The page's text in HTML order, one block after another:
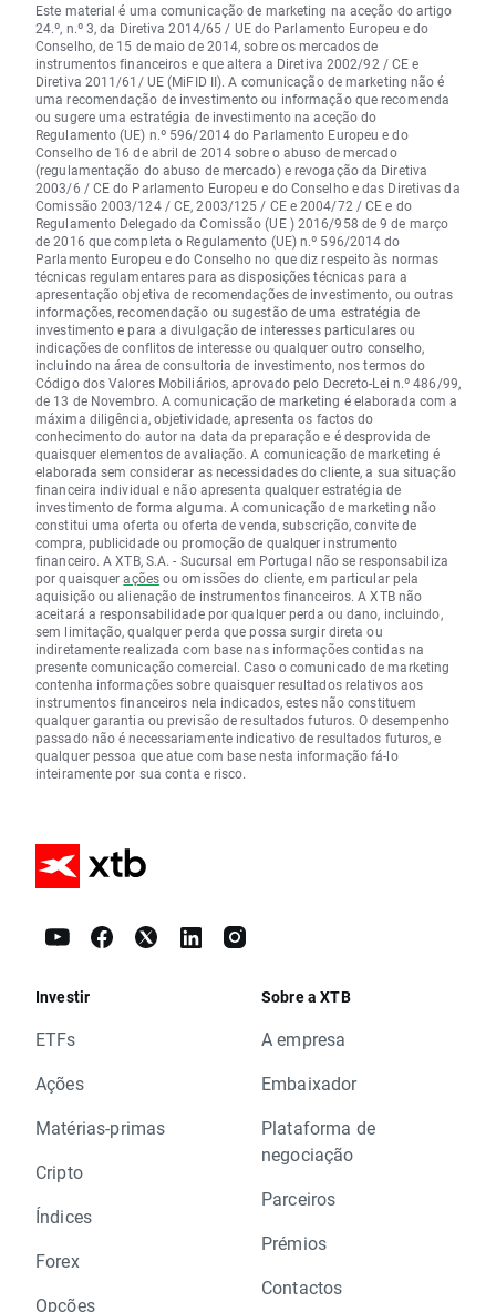
Este material é uma comunicação de marketing na aceção do artigo
24.º, n.º 3, da Diretiva 2014/65 / UE do Parlamento Europeu e do
Conselho, de 15 de maio de 2014, sobre os mercados de
instrumentos financeiros e que altera a Diretiva 2002/92 / CE e
Diretiva 2011/61/ UE (MiFID II). A comunicação de marketing não é
uma recomendação de investimento ou informação que recomenda
ou sugere uma estratégia de investimento na aceção do
Regulamento (UE) n.º 596/2014 do Parlamento Europeu e do
Conselho de 16 de abril de 2014 sobre o abuso de mercado
(regulamentação do abuso de mercado) e revogação da Diretiva
2003/6 / CE do Parlamento Europeu e do Conselho e das Diretivas da
Comissão 2003/124 / CE, 2003/125 / CE e 2004/72 / CE e do
Regulamento Delegado da Comissão (UE ) 2016/958 de 9 de março
de 2016 que completa o Regulamento (UE) n.º 596/2014 do
Parlamento Europeu e do Conselho no que diz respeito às normas
técnicas regulamentares para as disposições técnicas para a
apresentação objetiva de recomendações de investimento, ou outras
informações, recomendação ou sugestão de uma estratégia de
investimento e para a divulgação de interesses particulares ou
indicações de conflitos de interesse ou qualquer outro conselho,
incluindo na área de consultoria de investimento, nos termos do
Código dos Valores Mobiliários, aprovado pelo Decreto-Lei n.º 486/99,
de 13 de Novembro. A comunicação de marketing é elaborada com a
máxima diligência, objetividade, apresenta os factos do
conhecimento do autor na data da preparação e é desprovida de
quaisquer elementos de avaliação. A comunicação de marketing é
elaborada sem considerar as necessidades do cliente, a sua situação
financeira individual e não apresenta qualquer estratégia de
investimento de forma alguma. A comunicação de marketing não
constitui uma oferta ou oferta de venda, subscrição, convite de
compra, publicidade ou promoção de qualquer instrumento
financeiro. A XTB, S.A. - Sucursal em Portugal não se responsabiliza
por quaisqueraçõesou omissões do cliente, em particular pela
aquisição ou alienação de instrumentos financeiros. A XTB não
aceitará a responsabilidade por qualquer perda ou dano, incluindo,
sem limitação, qualquer perda que possa surgir direta ou
indiretamente realizada com base nas informações contidas na
presente comunicação comercial. Caso o comunicado de marketing
contenha informações sobre quaisquer resultados relativos aos
instrumentos financeiros nela indicados, estes não constituem
qualquer garantia ou previsão de resultados futuros. O desempenho
passado não é necessariamente indicativo de resultados futuros, e
qualquer pessoa que atue com base nesta informação fá-lo
inteiramente por sua conta e risco.
Investir
ETFs
Ações
Matérias-primas
Cripto
Índices
Forex
Opções
Sobre a XTB
A empresa
Embaixador
Plataforma de
negociação
Parceiros
Prémios
Contactos